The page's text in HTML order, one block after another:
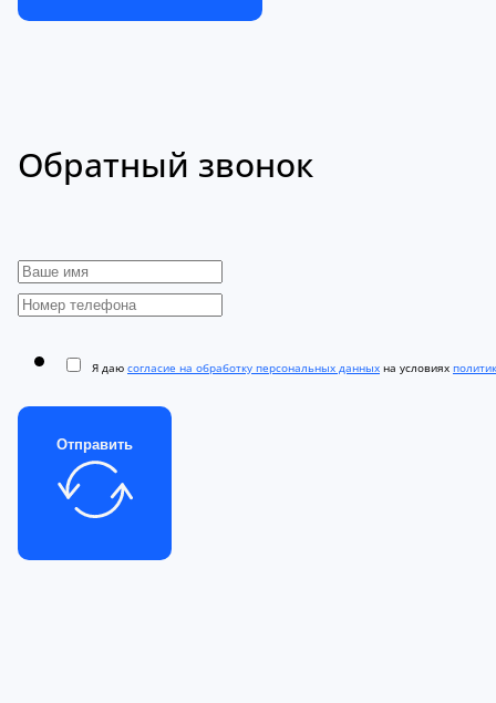
Обратный звонок
Я даю согласие на обработку персональных данных на условиях
Отправить